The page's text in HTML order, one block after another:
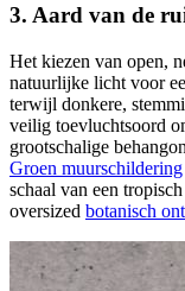
3. Aard van de
Het kiezen van open,
natuurlijke licht voor
terwijl donkere,
veilig toevluchtsoord
grootschalige
Groen muurschildering
schaal van een
oversized botanisch